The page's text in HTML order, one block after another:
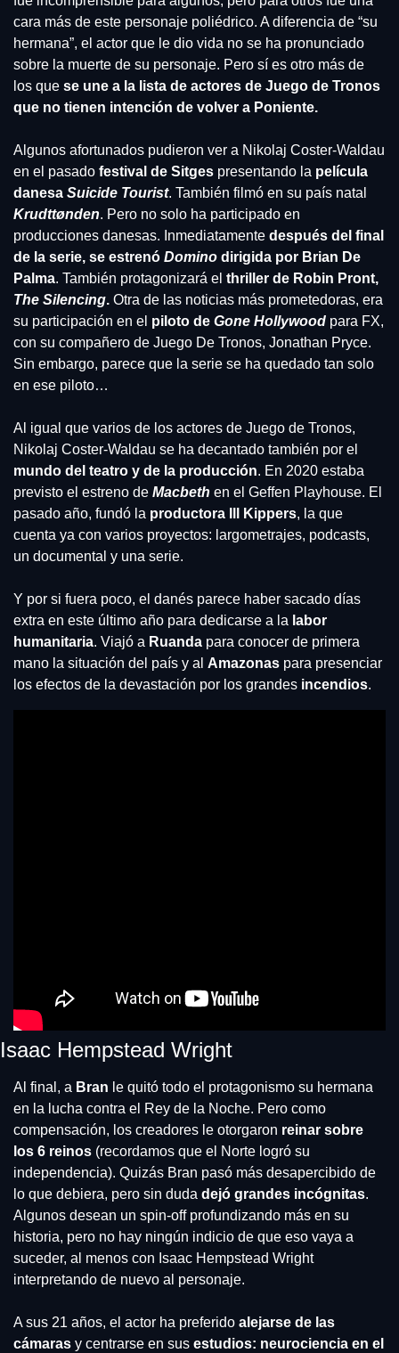
cara más de este personaje poliédrico. A diferencia de “su
hermana”, el actor que le dio vida no se ha pronunciado
sobre la muerte de su personaje. Pero sí es otro más de
los que se une a la lista de actores de Juego de Tronos
que no tienen intención de volver a Poniente.
Algunos afortunados pudieron ver a Nikolaj Coster-Waldau
en el pasado festival de Sitges presentando la película
danesa Suicide Tourist
Krudttønden. Pero no solo ha participado en
producciones danesas. Inmediatamente después del final
de la serie, se estrenó Domino dirigida por Brian De
Palma. También protagonizará el
The Silencing. Otra de las noticias más prometedoras, era
su participación en el piloto de Gone Hollywood para FX,
con su compañero de Juego De Tronos, Jonathan Pryce.
Sin embargo, parece que la serie se ha quedado tan solo
en ese piloto…
Al igual que varios de los actores de Juego de Tronos,
mundo del teatro y de la producción. En 2020 estaba
previsto el estreno de Macbeth en el Geffen Playhouse. El
pasado año, fundó la productora Ill Kippers, la que
cuenta ya con varios proyectos: largometrajes, podcasts,
un documental y una serie.
Y por si fuera poco, el danés parece haber sacado días
extra en este último año para dedicarse a la labor
humanitaria. Viajó a Ruanda para conocer de primera
mano la situación del país y al Amazonas para presenciar
los efectos de la devastación por los grandes incendios.
Isaac Hempstead Wright
Al final, a Bran le quitó todo el protagonismo su hermana
en la lucha contra el Rey de la Noche. Pero como
compensación, los creadores le otorgaron reinar sobre
los 6 reinos (recordamos que el Norte logró su
independencia). Quizás Bran pasó más desapercibido de
lo que debiera, pero sin duda dejó grandes incógnitas.
Algunos desean un spin-off profundizando más en su
historia, pero no hay ningún indicio de que eso vaya a
suceder, al menos con Isaac Hempstead Wright
interpretando de nuevo al personaje.
A sus 21 años, el actor ha preferido alejarse de las
cámaras y centrarse en sus estudios: neurociencia en el